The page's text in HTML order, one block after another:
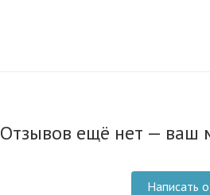
Отзывов ещё нет — ваш
Написать